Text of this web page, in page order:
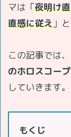
マは「夜明け
直感に従え 」
この記事では、
のホロスコー
していきます。
もくじ